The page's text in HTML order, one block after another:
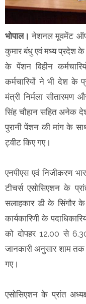
भोपाल।नेशनल मूवमेंट ऑफ
कुमार बंधु एवं मध्य प्रदेश के
के पेंशन विहीन
कर्मचारियों ने भी देश के
मंत्री निर्मला सीतारमण
सिंह चौहान सहित अनेक
पुरानी पेंशन की मांग के
ट्वीट किए गए।
एनपीएस एवं निजीकरण
टीचर्स एसोसिएशन के
सलाहकार डी के सिंगौर के
कार्यकारिणी के
को दोपहर 12.00 से
जानकारी अनुसार शाम
गए।
एसोसिएशन के प्रांत